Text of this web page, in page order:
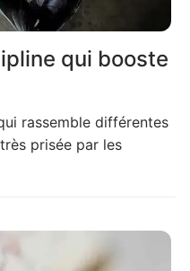
qui booste
rassemble différentes
prisée par les